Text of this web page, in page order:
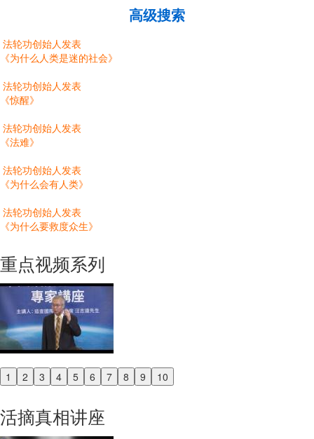
高级搜索
法轮功创始人发表
《为什么人类是迷的社会》
法轮功创始人发表
《惊醒》
法轮功创始人发表
《法难》
法轮功创始人发表
《为什么会有人类》
法轮功创始人发表
《为什么要救度众生》
重点视频系列
1 2 3 4 5 6 7 8 9 10
Previous
活摘真相讲座